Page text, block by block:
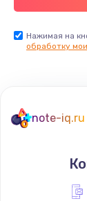
Нажимая на
обработку
note-iq.ru